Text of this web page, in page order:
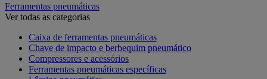
Ferramentas pneumáticas
Ver todas as categorias
Caixa de ferramentas pneumáticas
Chave de impacto e berbequim pneumático
Compressores e acessórios
Ferramentas pneumáticas específicas